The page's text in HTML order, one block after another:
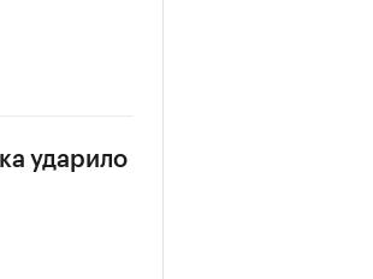
ударило